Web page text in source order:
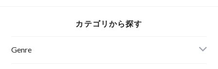
カテゴリから探す
Genre